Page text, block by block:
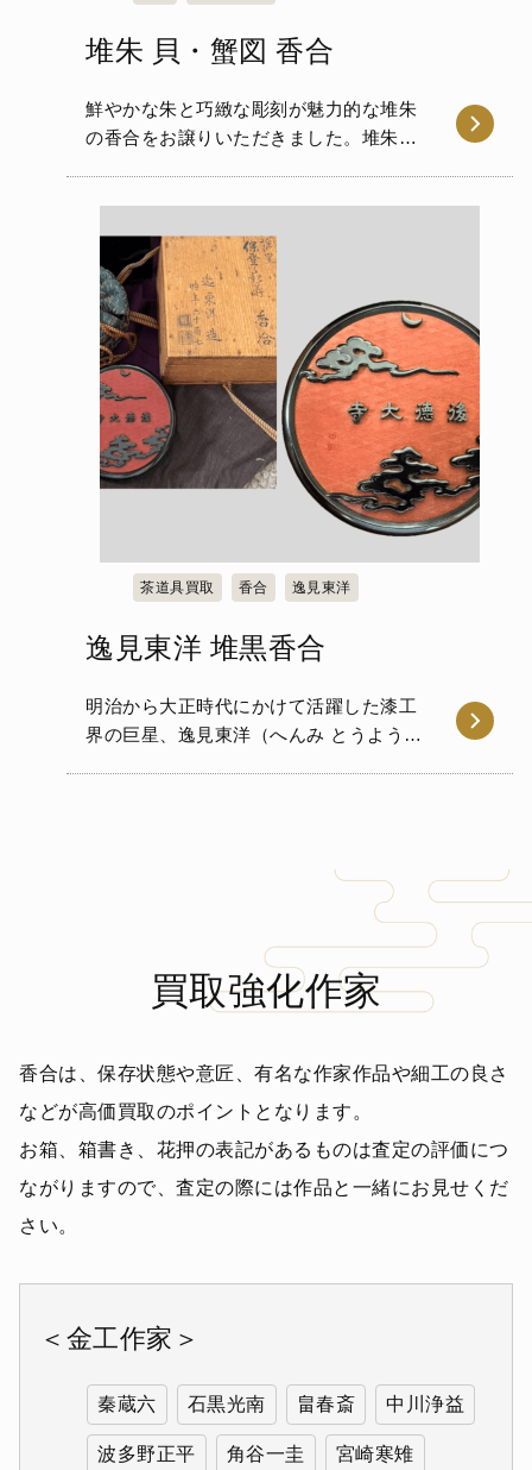
堆朱 貝・蟹図 香合
鮮やかな朱と巧緻な彫刻が魅力的な堆朱
の香合をお譲りいただきました。堆朱と
茶道具買取 香合 逸見東洋
逸見東洋 堆黒香合
明治から大正時代にかけて活躍した漆工
界の巨星、逸見東洋（へんみ とうよう、
買取強化作家
香合は、保存状態や意匠、有名な作家作品や細工の良さ
などが高価買取のポイントとなります。
お箱、箱書き、花押の表記があるものは査定の評価につ
ながりますので、査定の際には作品と一緒にお見せくだ
さい。
＜金工作家＞
秦蔵六 石黒光南 畠春斎 中川浄益
波多野正平 角谷一圭 宮崎寒雉